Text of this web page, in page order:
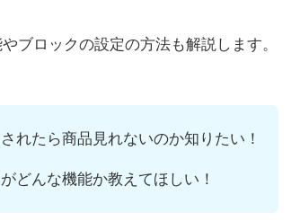
ブロックの設定の方法も解説します。
れたら商品見れないのか知りたい！
どんな機能か教えてほしい！